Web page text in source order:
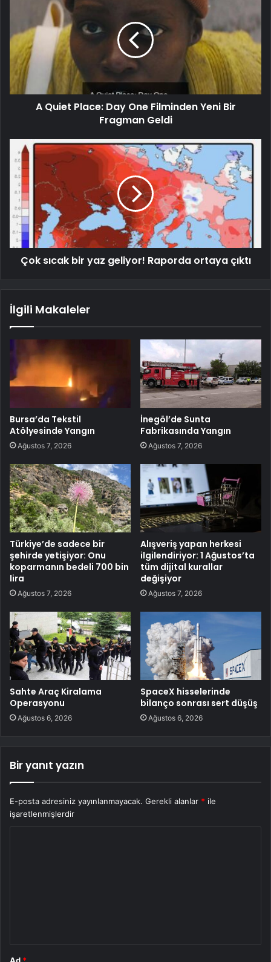
A Quiet Place: Day One Filminden Yeni Bir
Fragman Geldi
Çok sıcak bir yaz geliyor! Raporda ortaya çıktı
İlgili Makaleler
Bursa’da Tekstil
Atölyesinde Yangın
Ağustos 7, 2026
İnegöl’de Sunta
Fabrikasında Yangın
Ağustos 7, 2026
Türkiye’de sadece bir
şehirde yetişiyor: Onu
koparmanın bedeli 700 bin
lira
Ağustos 7, 2026
Alışveriş yapan herkesi
ilgilendiriyor: 1 Ağustos’ta
tüm dijital kurallar
değişiyor
Ağustos 7, 2026
Sahte Araç Kiralama
Operasyonu
Ağustos 6, 2026
SpaceX hisselerinde
bilanço sonrası sert düşüş
Ağustos 6, 2026
Bir yanıt yazın
E-posta adresiniz yayınlanmayacak. Gerekli alanlar * ile
işaretlenmişlerdir
Ad *